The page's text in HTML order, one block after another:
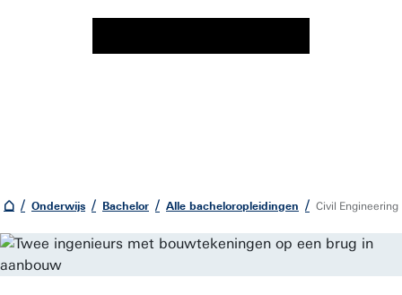
Onderwijs Bachelor Alle bacheloropleidingen Civil Engineering